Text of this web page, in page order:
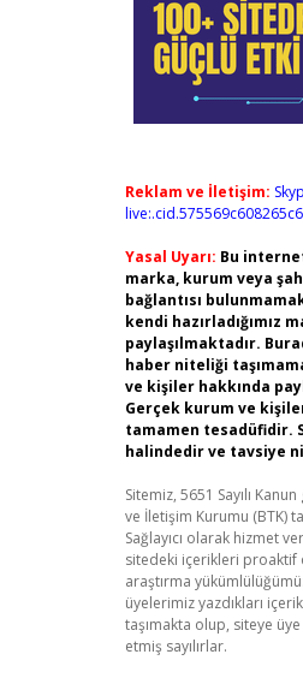
Reklam ve İletişim:
Yasal Uyarı: Bu
marka, kurum veya
bağlantısı
kendi hazırladığımız
paylaşılmaktadır.
haber niteliği
ve kişiler hakkında
Gerçek kurum ve
tamamen tesadüfidir.
halindedir ve tavsiye
Sitemiz, 5651 Sayılı
ve İletişim Kurumu (BTK)
Sağlayıcı olarak hizmet
sitedeki içerikleri proaktif
araştırma
üyelerimiz yazdıkları
taşımakta olup, siteye
etmiş sayılırlar.